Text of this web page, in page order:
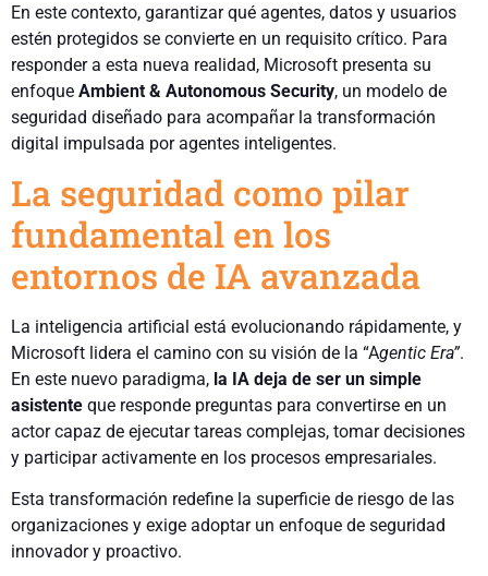
En este contexto, garantizar qué agentes, datos y usuarios
estén protegidos se convierte en un requisito crítico. Para
responder a esta nueva realidad, Microsoft presenta su
enfoque Ambient & Autonomous Security, un modelo de
seguridad diseñado para acompañar la transformación
digital impulsada por agentes inteligentes.
La seguridad como pilar
fundamental en los
entornos de IA avanzada
La inteligencia artificial está evolucionando rápidamente, y
Microsoft lidera el camino con su visión de la “Agentic Era”.
En este nuevo paradigma, la IA deja de ser un simple
asistente que responde preguntas para convertirse en un
actor capaz de ejecutar tareas complejas, tomar decisiones
y participar activamente en los procesos empresariales.
Esta transformación redefine la superficie de riesgo de las
organizaciones y exige adoptar un enfoque de seguridad
innovador y proactivo.